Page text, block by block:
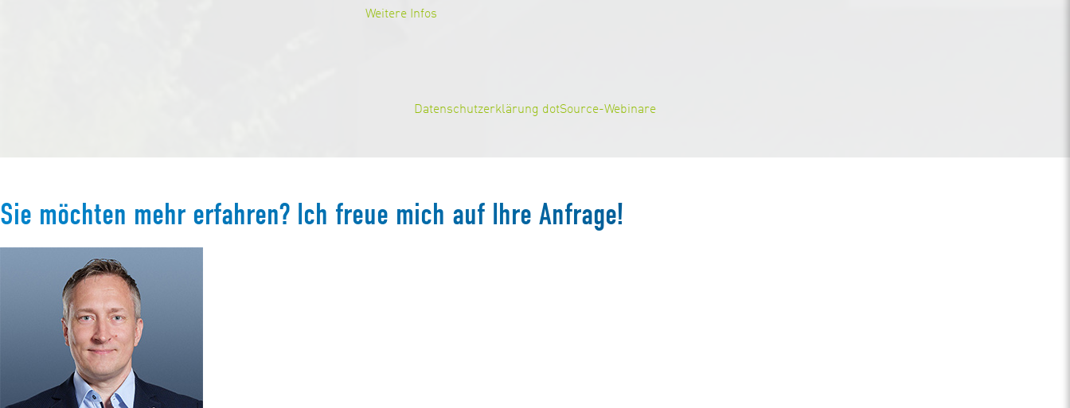
Weitere Infos
Datenschutzerklärung dotSource-Webinare
Sie möchten mehr erfahren? Ich freue mich auf Ihre Anfrage!